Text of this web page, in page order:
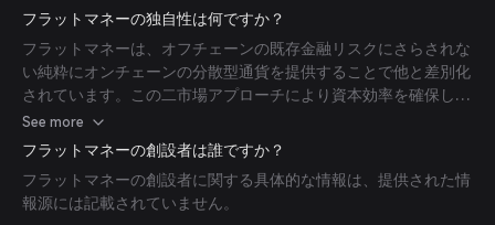
レバレッジトレーダーが流動性プールから資産を借りてレバレッ
ジポジションを開設でき、これらの取引によって発生する手数料
はUNIT保有者に還元されます。
フラットマネーの独自性は何ですか？
フラットマネーは、オフチェーンの既存金融リスクにさらされな
い純粋にオンチェーンの分散型通貨を提供することで他と差別化
されています。この二市場アプローチにより資本効率を確保し、
プロトコル設計ではセキュリティと透明性を重視しています。
See more
フラットマネーの創設者は誰ですか？
フラットマネーの創設者に関する具体的な情報は、提供された情
報源には記載されていません。